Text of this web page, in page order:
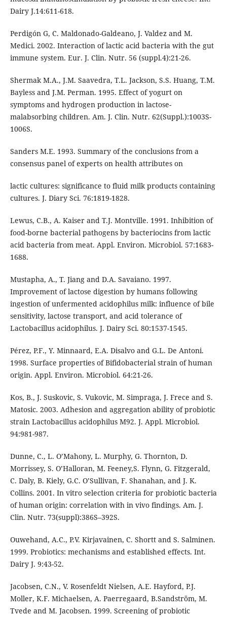
Dairy J.14:611-618.
Perdigón G, C. Maldonado-Galdeano, J. Valdez and M.
Medici. 2002. Interaction of lactic acid bacteria with the gut
immune system. Eur. J. Clin. Nutr. 56 (suppl.4):21-26.
Shermak M.A., J.M. Saavedra, T.L. Jackson, S.S. Huang, T.M.
Bayless and J.M. Perman. 1995. Effect of yogurt on
symptoms and hydrogen production in lactose-
malabsorbing children. Am. J. Clin. Nutr. 62(Suppl.):1003S-
1006S.
Sanders M.E. 1993. Summary of the conclusions from a
consensus panel of experts on health attributes on
lactic cultures: significance to fluid milk products containing
cultures. J. Diary Sci. 76:1819-1828.
Lewus, C.B., A. Kaiser and T.J. Montville. 1991. Inhibition of
food-borne bacterial pathogens by bacteriocins from lactic
acid bacteria from meat. Appl. Environ. Microbiol. 57:1683-
1688.
Mustapha, A., T. Jiang and D.A. Savaiano. 1997.
Improvement of lactose digestion by humans following
ingestion of unfermented acidophilus milk: influence of bile
sensitivity, lactose transport, and acid tolerance of
Lactobacillus acidophilus. J. Dairy Sci. 80:1537-1545.
Pérez, P.F., Y. Minnaard, E.A. Disalvo and G.L. De Antoni.
1998. Surface properties of Bifidobacterial strain of human
origin. Appl. Environ. Microbiol. 64:21-26.
Kos, B., J. Suskovic, S. Vukovic, M. Simpraga, J. Frece and S.
Matosic. 2003. Adhesion and aggregation ability of probiotic
strain Lactobacillus acidophilus M92. J. Appl. Microbiol.
94:981-987.
Dunne, C., L. O’Mahony, L. Murphy, G. Thornton, D.
Morrissey, S. O’Halloran, M. Feeney,S. Flynn, G. Fitzgerald,
C. Daly, B. Kiely, G.C. O’Sullivan, F. Shanahan, and J. K.
Collins. 2001. In vitro selection criteria for probiotic bacteria
of human origin: correlation with in vivo findings. Am. J.
Clin. Nutr. 73(suppl):386S–392S.
Ouwehand, A.C., P.V. Kirjavainen, C. Shortt and S. Salminen.
1999. Probiotics: mechanisms and established effects. Int.
Dairy J. 9:43-52.
Jacobsen, C.N., V. Rosenfeldt Nielsen, A.E. Hayford, P.J.
Moller, K.F. Michaelsen, A. Paerregaard, B.Sandström, M.
Tvede and M. Jacobsen. 1999. Screening of probiotic